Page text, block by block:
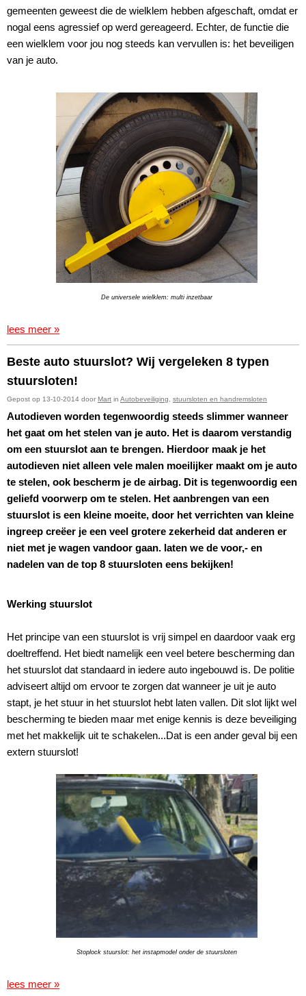
gemeenten geweest die de wielklem hebben afgeschaft, omdat er
nogal eens agressief op werd gereageerd. Echter, de functie die
een wielklem voor jou nog steeds kan vervullen is: het beveiligen
van je auto.
De universele wielklem: multi inzetbaar
lees meer »
Beste auto stuurslot? Wij vergeleken 8 typen
stuursloten!
Gepost op 13-10-2014 door Mart in Autobeveiliging stuursloten en handremsloten
Autodieven worden tegenwoordig steeds slimmer wanneer
het gaat om het stelen van je auto. Het is daarom verstandig
om een stuurslot aan te brengen. Hierdoor maak je het
autodieven niet alleen vele malen moeilijker maakt om je auto
te stelen, ook bescherm je de airbag. Dit is tegenwoordig een
geliefd voorwerp om te stelen. Het aanbrengen van een
stuurslot is een kleine moeite, door het verrichten van kleine
ingreep creëer je een veel grotere zekerheid dat anderen er
niet met je wagen vandoor gaan. laten we de voor,- en
nadelen van de top 8 stuursloten eens bekijken!
Werking stuurslot
Het principe van een stuurslot is vrij simpel en daardoor vaak erg
doeltreffend. Het biedt namelijk een veel betere bescherming dan
het stuurslot dat standaard in iedere auto ingebouwd is. De politie
adviseert altijd om ervoor te zorgen dat wanneer je uit je auto
stapt, je het stuur in het stuurslot hebt laten vallen. Dit slot lijkt wel
bescherming te bieden maar met enige kennis is deze beveiliging
met het makkelijk uit te schakelen...Dat is een ander geval bij een
extern stuurslot!
Stoplock stuurslot: het instapmodel onder de stuursloten
lees meer »